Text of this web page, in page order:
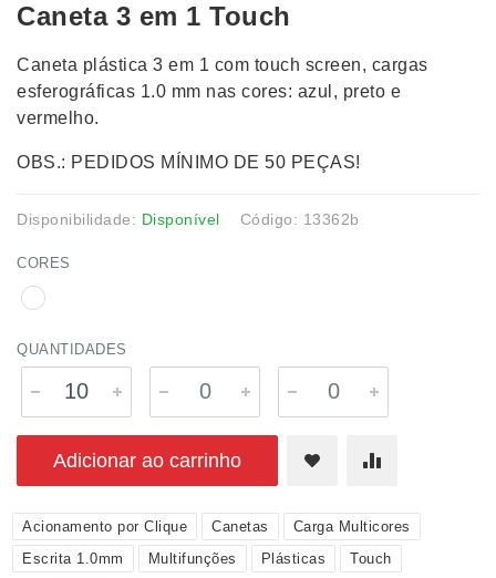
Caneta 3 em 1 Touch
Caneta plástica 3 em 1 com touch screen, cargas
esferográficas 1.0 mm nas cores: azul, preto e
vermelho.
OBS.: PEDIDOS MÍNIMO DE 50 PEÇAS!
Disponibilidade: Disponível Código: 13362b
CORES
QUANTIDADES
Adicionar ao carrinho
Acionamento por Clique Canetas
Carga Multicores
Escrita 1.0mm
Multifunções Plásticas Touch